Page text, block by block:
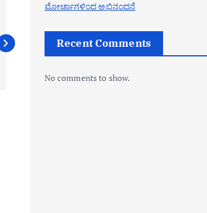
ಮೋರ್ಚಾಗಳಿಂದ ಅಭಿನಂದನೆ
Recent Comments
No comments to show.